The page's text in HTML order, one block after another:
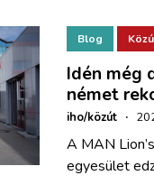
Blog
Idén még
német
iho/közút ·
A MAN
egyesület